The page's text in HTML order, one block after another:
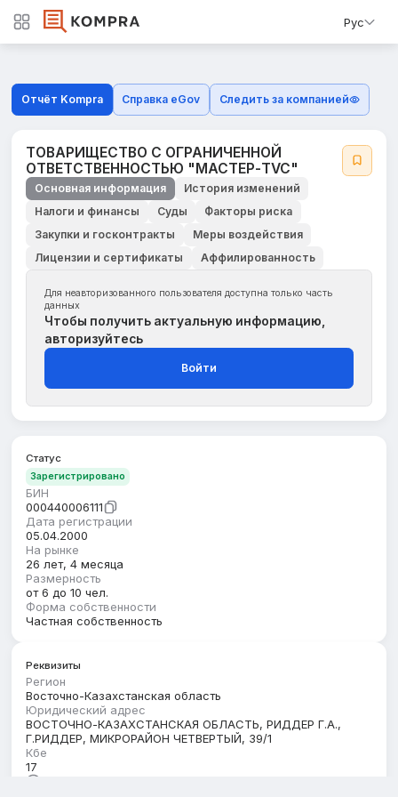
Рус
Отчёт Kompra Справка eGov Следить за компанией
ТОВАРИЩЕСТВО С ОГРАНИЧЕННОЙ
ОТВЕТСТВЕННОСТЬЮ "МАСТЕР-TVC"
Основная информация
История изменений
Налоги и финансы
Суды
Факторы риска
Закупки и госконтракты
Меры воздействия
Лицензии и сертификаты
Аффилированность
Для неавторизованного пользователя доступна только часть
данных
Чтобы получить актуальную информацию,
авторизуйтесь
Войти
Статус
Зарегистрировано
БИН
000440006111
Дата регистрации
05.04.2000
На рынке
26 лет, 4 месяца
Размерность
от 6 до 10 чел.
Форма собственности
Частная собственность
Реквизиты
Регион
Восточно-Казахстанская область
Юридический адрес
ВОСТОЧНО-КАЗАХСТАНСКАЯ ОБЛАСТЬ, РИДДЕР Г.А.,
Г.РИДДЕР, МИКРОРАЙОН ЧЕТВЕРТЫЙ, 39/1
Кбе
17